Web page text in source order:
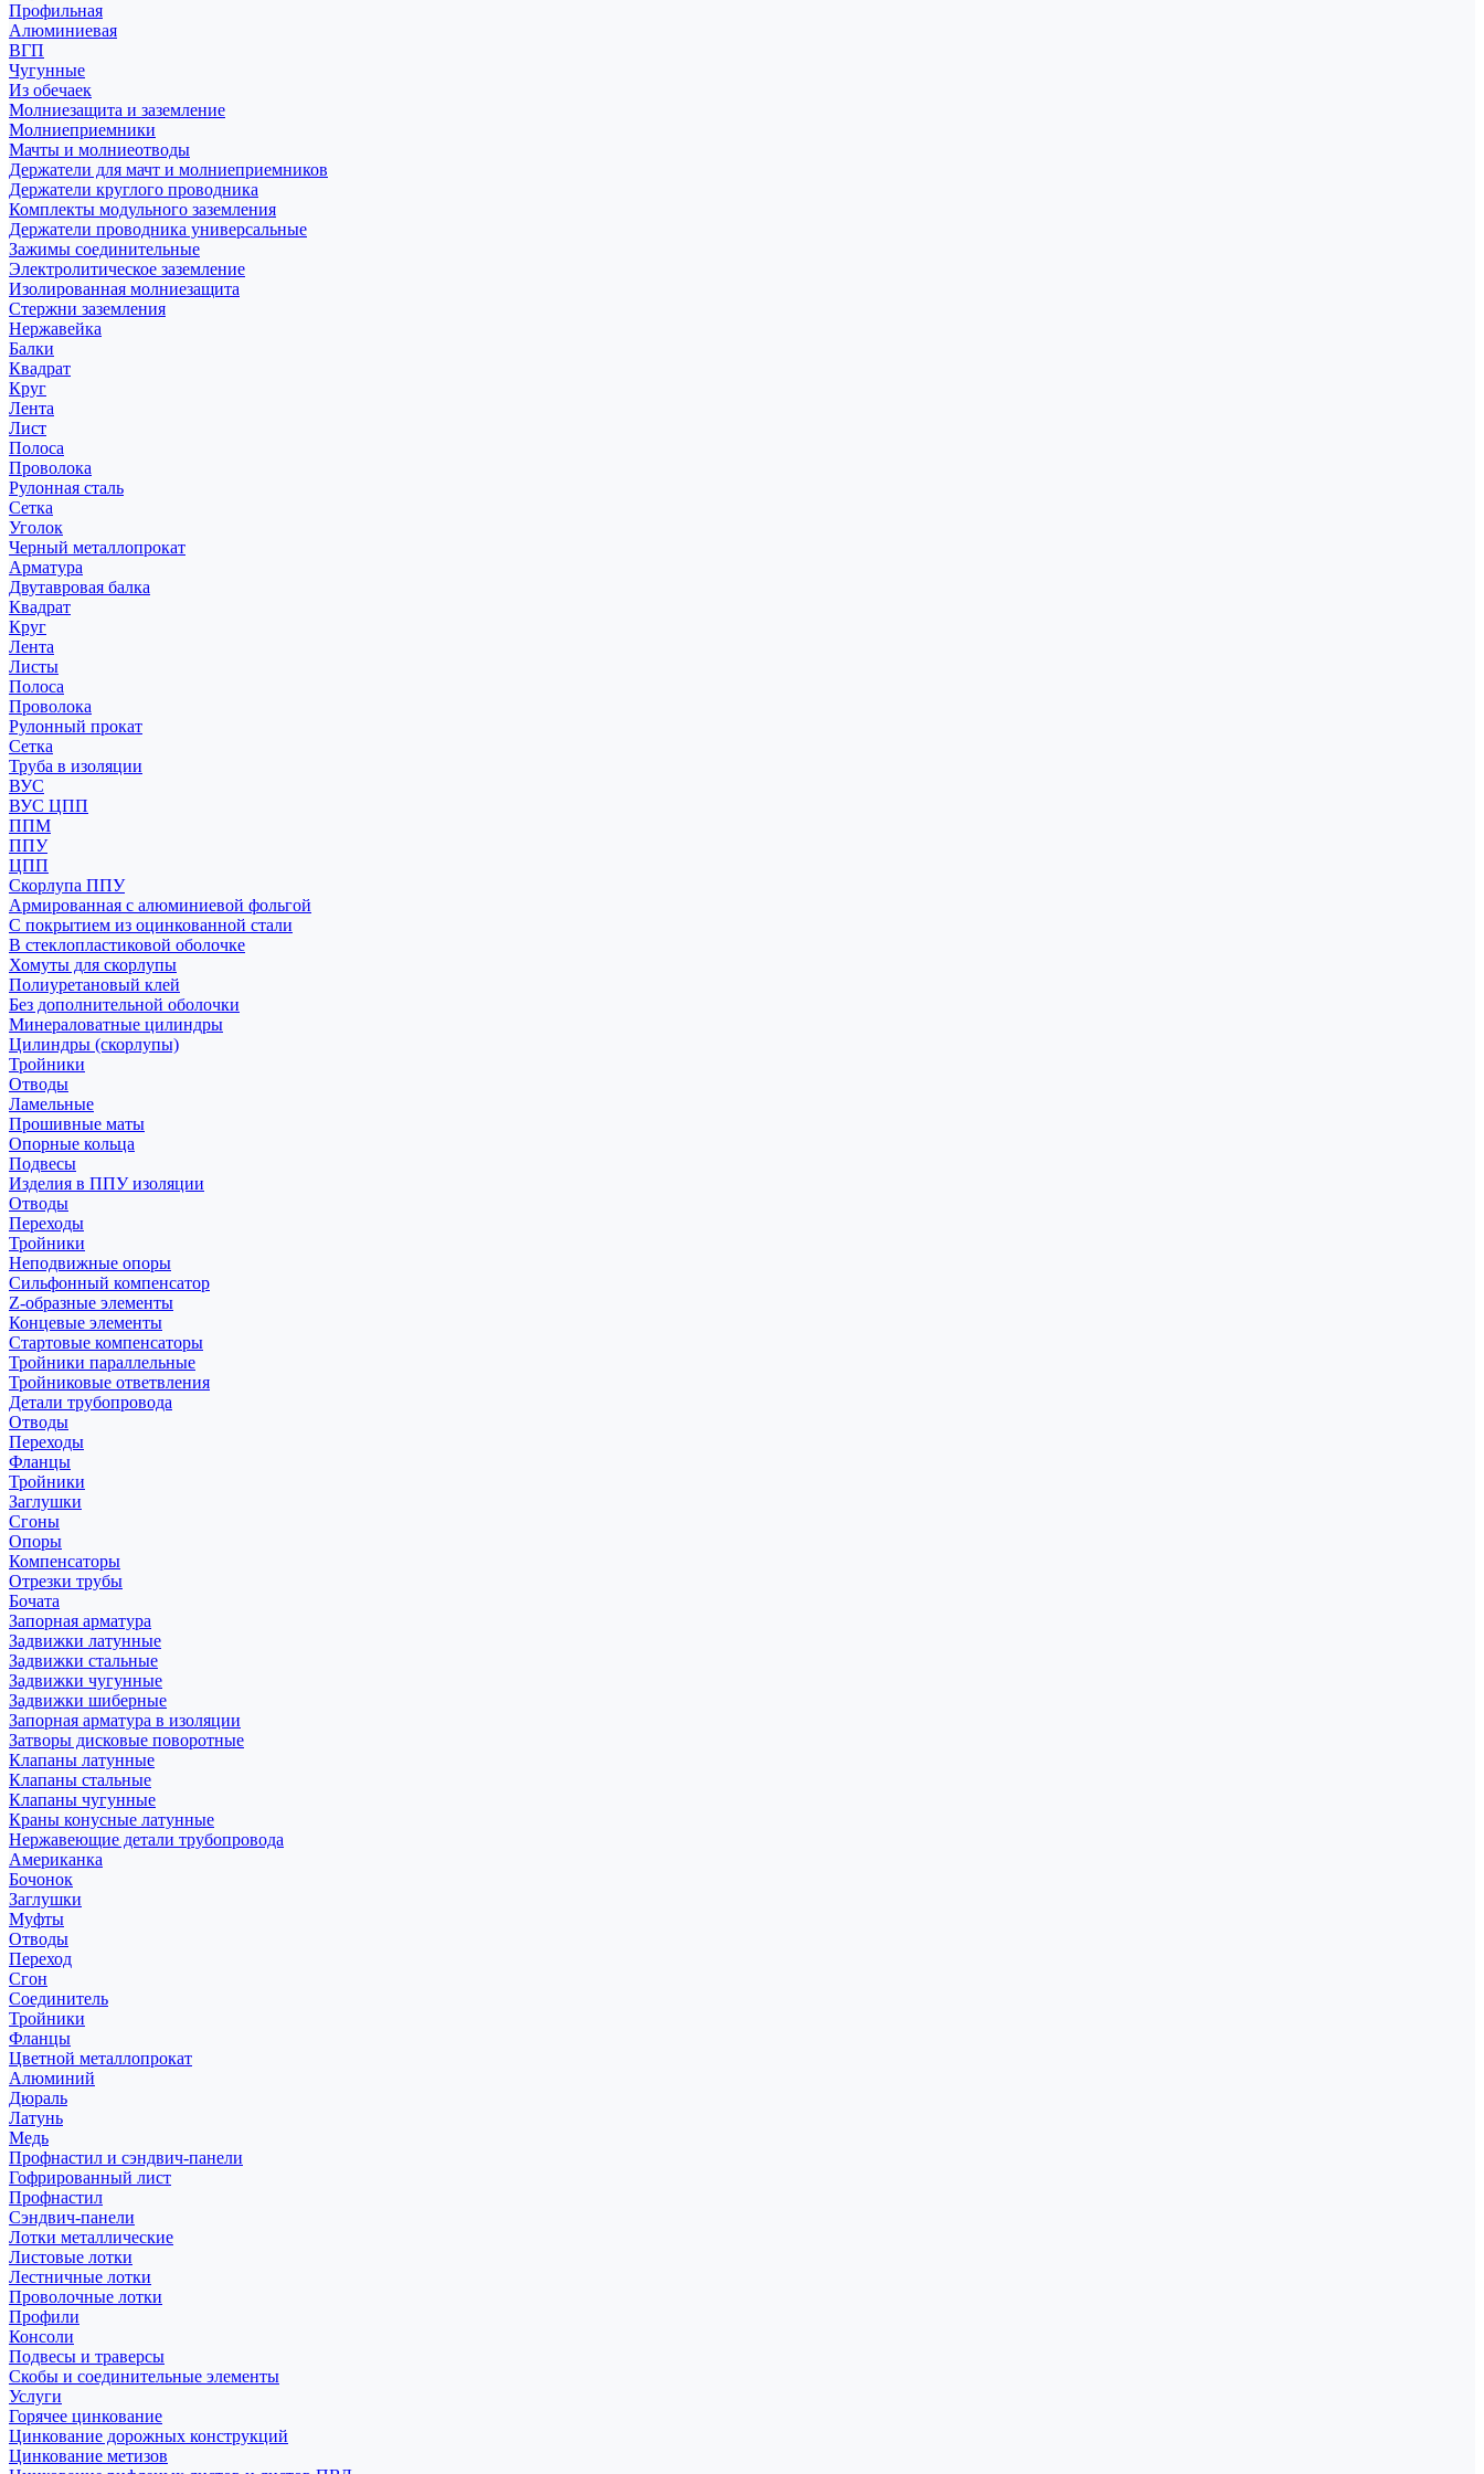
Профильная
Алюминиевая
ВГП
Чугунные
Из обечаек
Молниезащита и заземление
Молниеприемники
Мачты и молниеотводы
Держатели для мачт и молниеприемников
Держатели круглого проводника
Комплекты модульного заземления
Держатели проводника универсальные
Зажимы соединительные
Электролитическое заземление
Изолированная молниезащита
Стержни заземления
Нержавейка
Балки
Квадрат
Круг
Лента
Лист
Полоса
Проволока
Рулонная сталь
Сетка
Уголок
Черный металлопрокат
Арматура
Двутавровая балка
Квадрат
Круг
Лента
Листы
Полоса
Проволока
Рулонный прокат
Сетка
Труба в изоляции
ВУС
ВУС ЦПП
ППМ
ППУ
ЦПП
Скорлупа ППУ
Армированная с алюминиевой фольгой
С покрытием из оцинкованной стали
В стеклопластиковой оболочке
Хомуты для скорлупы
Полиуретановый клей
Без дополнительной оболочки
Минераловатные цилиндры
Цилиндры (скорлупы)
Тройники
Отводы
Ламельные
Прошивные маты
Опорные кольца
Подвесы
Изделия в ППУ изоляции
Отводы
Переходы
Тройники
Неподвижные опоры
Cильфонный компенсатор
Z-образные элементы
Концевые элементы
Стартовые компенсаторы
Тройники параллельные
Тройниковые ответвления
Детали трубопровода
Отводы
Переходы
Фланцы
Тройники
Заглушки
Сгоны
Опоры
Компенсаторы
Отрезки трубы
Бочата
Запорная арматура
Задвижки латунные
Задвижки стальные
Задвижки чугунные
Задвижки шиберные
Запорная арматура в изоляции
Затворы дисковые поворотные
Клапаны латунные
Клапаны стальные
Клапаны чугунные
Краны конусные латунные
Нержавеющие детали трубопровода
Американка
Бочонок
Заглушки
Муфты
Отводы
Переход
Сгон
Соединитель
Тройники
Фланцы
Цветной металлопрокат
Алюминий
Дюраль
Латунь
Медь
Профнастил и сэндвич-панели
Гофрированный лист
Профнастил
Сэндвич-панели
Лотки металлические
Листовые лотки
Лестничные лотки
Проволочные лотки
Профили
Консоли
Подвесы и траверсы
Скобы и соединительные элементы
Услуги
Горячее цинкование
Цинкование дорожных конструкций
Цинкование метизов